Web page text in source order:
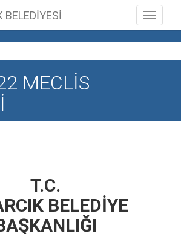
Toggle
BELEDİYESİ
MECLİS
T.C.
BELEDİYE